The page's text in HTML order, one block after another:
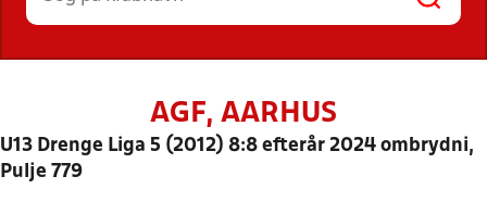
AGF, AARHUS
U13 Drenge Liga 5 (2012) 8:8 efterår 2024 ombrydni,
Pulje 779